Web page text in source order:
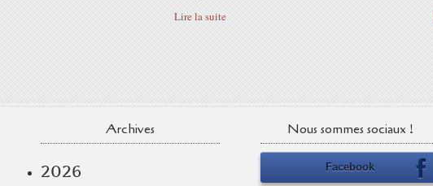
Lire la suite
Archives
2026
Nous sommes sociaux !
Facebook